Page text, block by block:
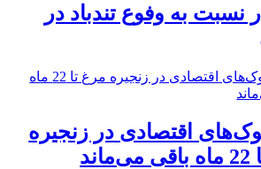
نسبت به وفوع تندباد در
اقتصادی در زنجیره